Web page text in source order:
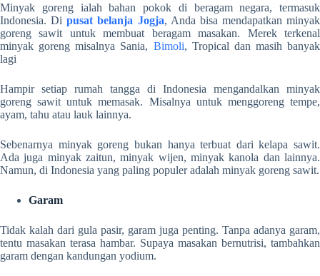
Minyak goreng ialah bahan pokok di beragam negara, termasuk
Indonesia. Dipusat belanja Jogja, Anda bisa mendapatkan minyak
goreng sawit untuk membuat beragam masakan. Merek terkenal
minyak goreng misalnya Sania, Bimoli, Tropical dan masih banyak
lagi
Hampir setiap rumah tangga di Indonesia mengandalkan minyak
goreng sawit untuk memasak. Misalnya untuk menggoreng tempe,
ayam, tahu atau lauk lainnya.
Sebenarnya minyak goreng bukan hanya terbuat dari kelapa sawit.
Ada juga minyak zaitun, minyak wijen, minyak kanola dan lainnya.
Namun, di Indonesia yang paling populer adalah minyak goreng sawit.
Garam
Tidak kalah dari gula pasir, garam juga penting. Tanpa adanya garam,
tentu masakan terasa hambar. Supaya masakan bernutrisi, tambahkan
garam dengan kandungan yodium.